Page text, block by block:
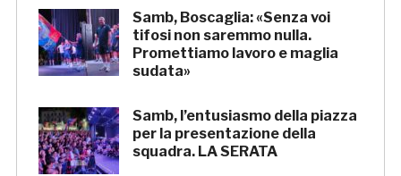
Samb, Boscaglia: «Senza voi
tifosi non saremmo nulla.
Promettiamo lavoro e maglia
sudata»
Samb, l’entusiasmo della piazza
per la presentazione della
squadra. LA SERATA